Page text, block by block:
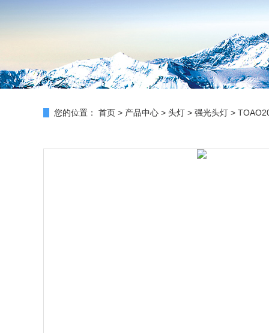
您的位置： 首页 > 产品中心 > 头灯 > 强光头灯 >